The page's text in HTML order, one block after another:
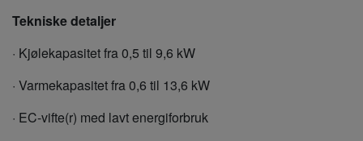
Tekniske detaljer
· Kjølekapasitet fra 0,5 til 9,6 kW
· Varmekapasitet fra 0,6 til 13,6 kW
· EC-vifte(r) med lavt energiforbruk